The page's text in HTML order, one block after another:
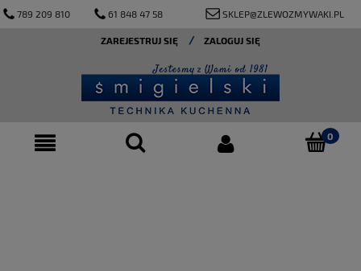
789 209 810 61 848 47 58 SKLEP@ZLEWOZMYWAKI.PL
ZAREJESTRUJ SIĘ ZALOGUJ SIĘ